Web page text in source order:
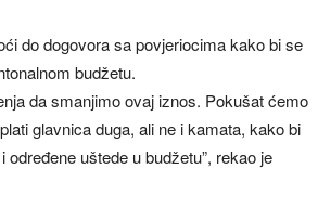
do dogovora sa povjeriocima kako bi se
budžetu.
da smanjimo ovaj iznos. Pokušat ćemo
glavnica duga, ali ne i kamata, kako bi
uštede u budžetu”, rekao je